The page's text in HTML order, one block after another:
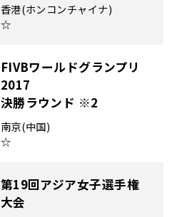
香港(ホンコンチャイナ)
☆
FIVBワールドグランプリ
2017
決勝ラウンド ※2
南京(中国)
☆
第19回アジア女子選手権
大会